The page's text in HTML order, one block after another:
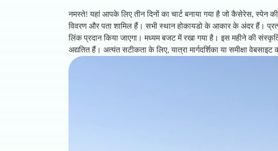
नमस्ते! यहां आपके लिए तीन दिनों का चार्ट बनाया गया है जो कैसेरेस, स्पेन
विवरण और पता शामिल हैं। सभी स्थान होकायडो के आकार के अंदर हैं।
लिंक प्रदान किया जाएगा। मध्यम बजट में रखा गया है। इस महीने की
अद्यतित हैं। अत्यंत सटीकता के लिए, यात्रा मार्गदर्शिका या समीक्षा